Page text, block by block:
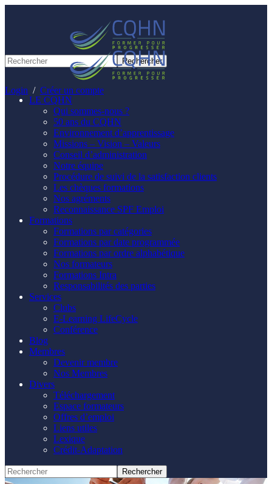
Login / Créer un compte
LE CQHN
Qui sommes-nous ?
50 ans du CQHN
Environnement d’apprentissage
Missions – Vision – Valeurs
Conseil d’administration
Notre équipe
Procédure de suivi de la satisfaction clients
Les chèques formations
Nos agréments
Reconnaissance SPF Emploi
Formations
Formations par catégories
Formations par date programmée
Formations par ordre alphabétique
Nos formateurs
Formations Intra
Responsabilités des parties
Services
Clubs
E-Learning LifeCycle
Conférence
Blog
Membres
Devenir membre
Nos Membres
Divers
Téléchargement
Espace formateurs
Offres d’emploi
Liens utiles
Lexique
Crédit-Adaptation
Panneau de gestion des cookies